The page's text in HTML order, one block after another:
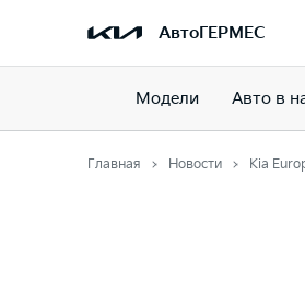
АвтоГЕРМЕС
Модели Авто в
Главная Новости Kia